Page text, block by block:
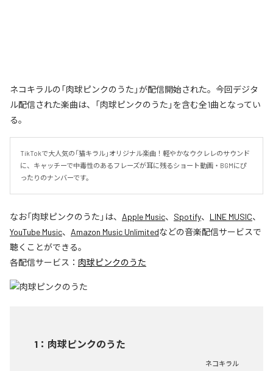
ネコキラルの「肉球ピンクのうた」が配信開始された。今回デジタ
ル配信された楽曲は、「肉球ピンクのうた」を含む全1曲となってい
る。
TikTokで大人気の「猫キラル」オリジナル楽曲！軽やかなウクレレのサウンド
に、キャッチーで中毒性のあるフレーズが耳に残るショート動画・BGMにぴ
ったりのナンバーです。
なお「肉球ピンクのうた 」は、 Apple Music、 Spotify、 LINE MUSIC、
YouTube Music、 Amazon Music Unlimitedなどの音楽配信サービスで
聴くことができる。
各配信サービス： 肉球ピンクのうた
1 ： 肉球ピンクのうた
ネコキラル